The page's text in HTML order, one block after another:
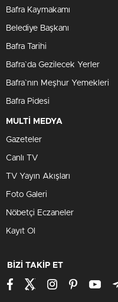
Bafra Kaymakamı
Belediye Başkanı
Bafra Tarihi
Bafra`da Gezilecek Yerler
Bafra`nın Meşhur Yemekleri
Bafra Pidesi
MULTİ MEDYA
Gazeteler
Canlı TV
TV Yayın Akışları
Foto Galeri
Nöbetçi Eczaneler
Kayıt Ol
BİZİ TAKİP ET